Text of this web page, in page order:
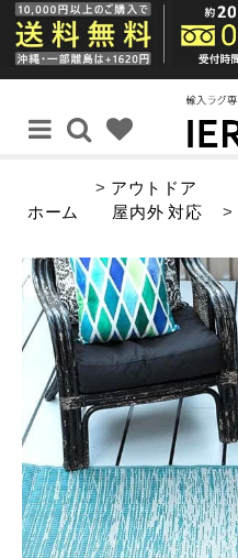
ホーム
> アウトドア
屋内外 対応
>